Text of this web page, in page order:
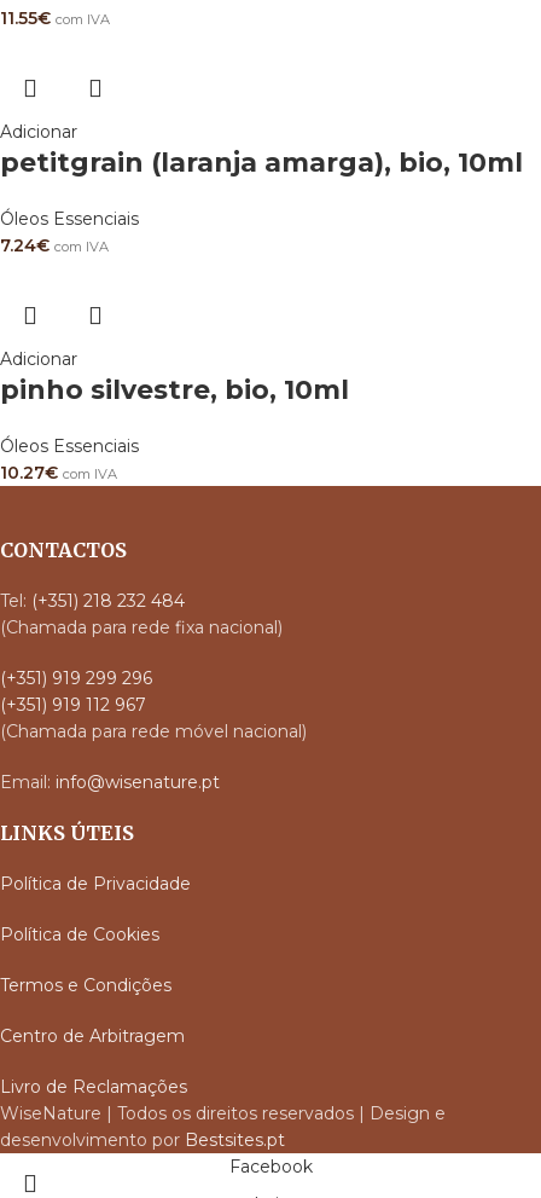
11.55€ com IVA
Adicionar
petitgrain (laranja amarga), bio, 10ml
Óleos Essenciais
7.24€ com IVA
Adicionar
pinho silvestre, bio, 10ml
Óleos Essenciais
10.27€ com IVA
CONTACTOS
Tel: (+351) 218 232 484
(Chamada para rede fixa nacional)
(+351) 919 299 296
(+351) 919 112 967
(Chamada para rede móvel nacional)
Email: info@wisenature.pt
LINKS ÚTEIS
Política de Privacidade
Política de Cookies
Termos e Condições
Centro de Arbitragem
Livro de Reclamações
WiseNature | Todos os direitos reservados | Design e
desenvolvimento por Bestsites.pt
Facebook